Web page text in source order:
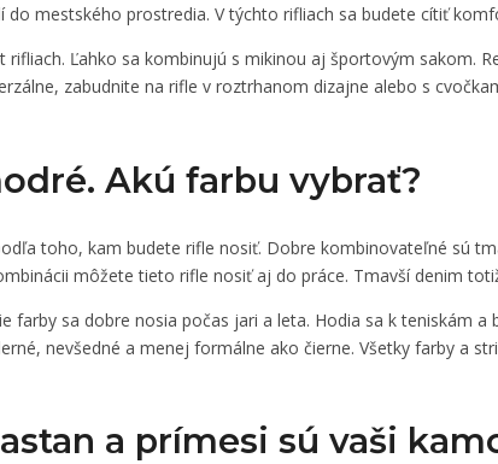
mestského prostredia. V týchto rifliach sa budete cítiť
Ľahko sa kombinujú s mikinou aj športovým sakom.
zabudnite na rifle v roztrhanom dizajne alebo s
Akú farbu vybrať?
toho, kam budete rifle nosiť. Dobre kombinovateľné sú
môžete tieto rifle nosiť aj do práce. Tmavší denim
sa dobre nosia počas jari a leta. Hodia sa k teniskám
nevšedné a menej formálne ako čierne. Všetky farby a
a prímesi sú vaši